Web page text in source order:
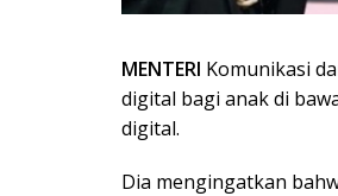
MENTERI Komunikasi
digital bagi anak di
digital.
Dia mengingatkan